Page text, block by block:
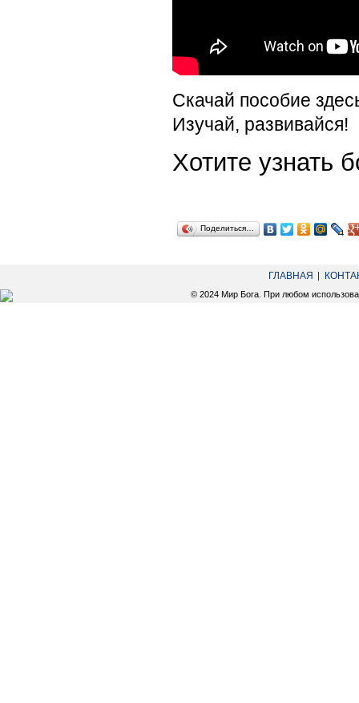
Скачай пособие
Изучай, развивайся!
Хотите
Поделиться…
ГЛАВНАЯ
© 2024 Мир Бога. При любом